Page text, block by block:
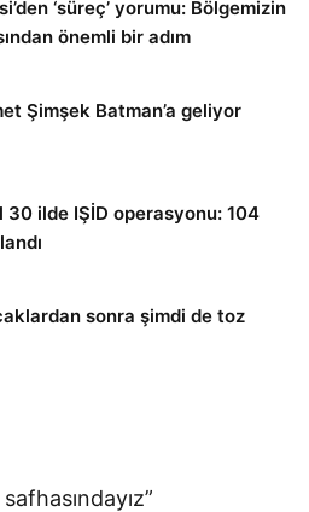
‘süreç’ yorumu: Bölgemizin
önemli bir adım
Şimşek Batman’a geliyor
30 ilde IŞİD operasyonu: 104
sonra şimdi de toz